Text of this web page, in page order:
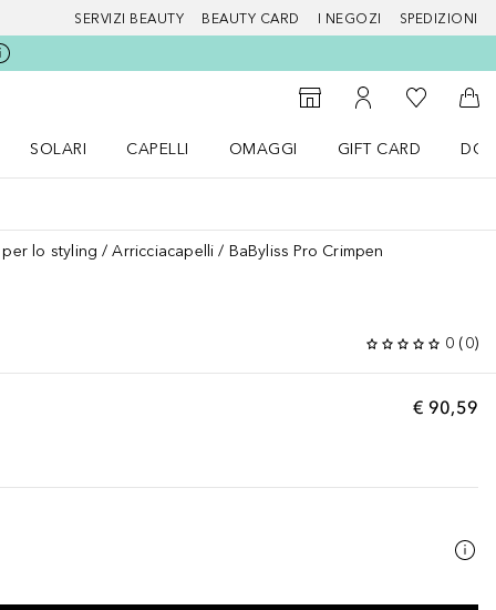
SERVIZI BEAUTY BEAUTY CARD I NEGOZI SPEDIZIONI
StorefinderAl Mio Account
Alla Mia
Al
SOLARI
CAPELLI
OMAGGI
GIFT CARD
per lo styling Arricciacapelli BaByliss Pro Crimpen
0 (0)
€ 90,59